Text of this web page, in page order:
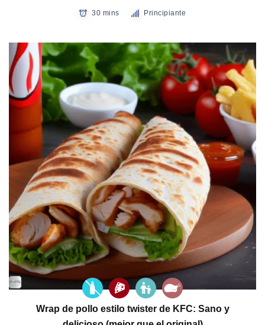
30 mins Principiante
Wrap de pollo estilo twister de KFC: Sano y